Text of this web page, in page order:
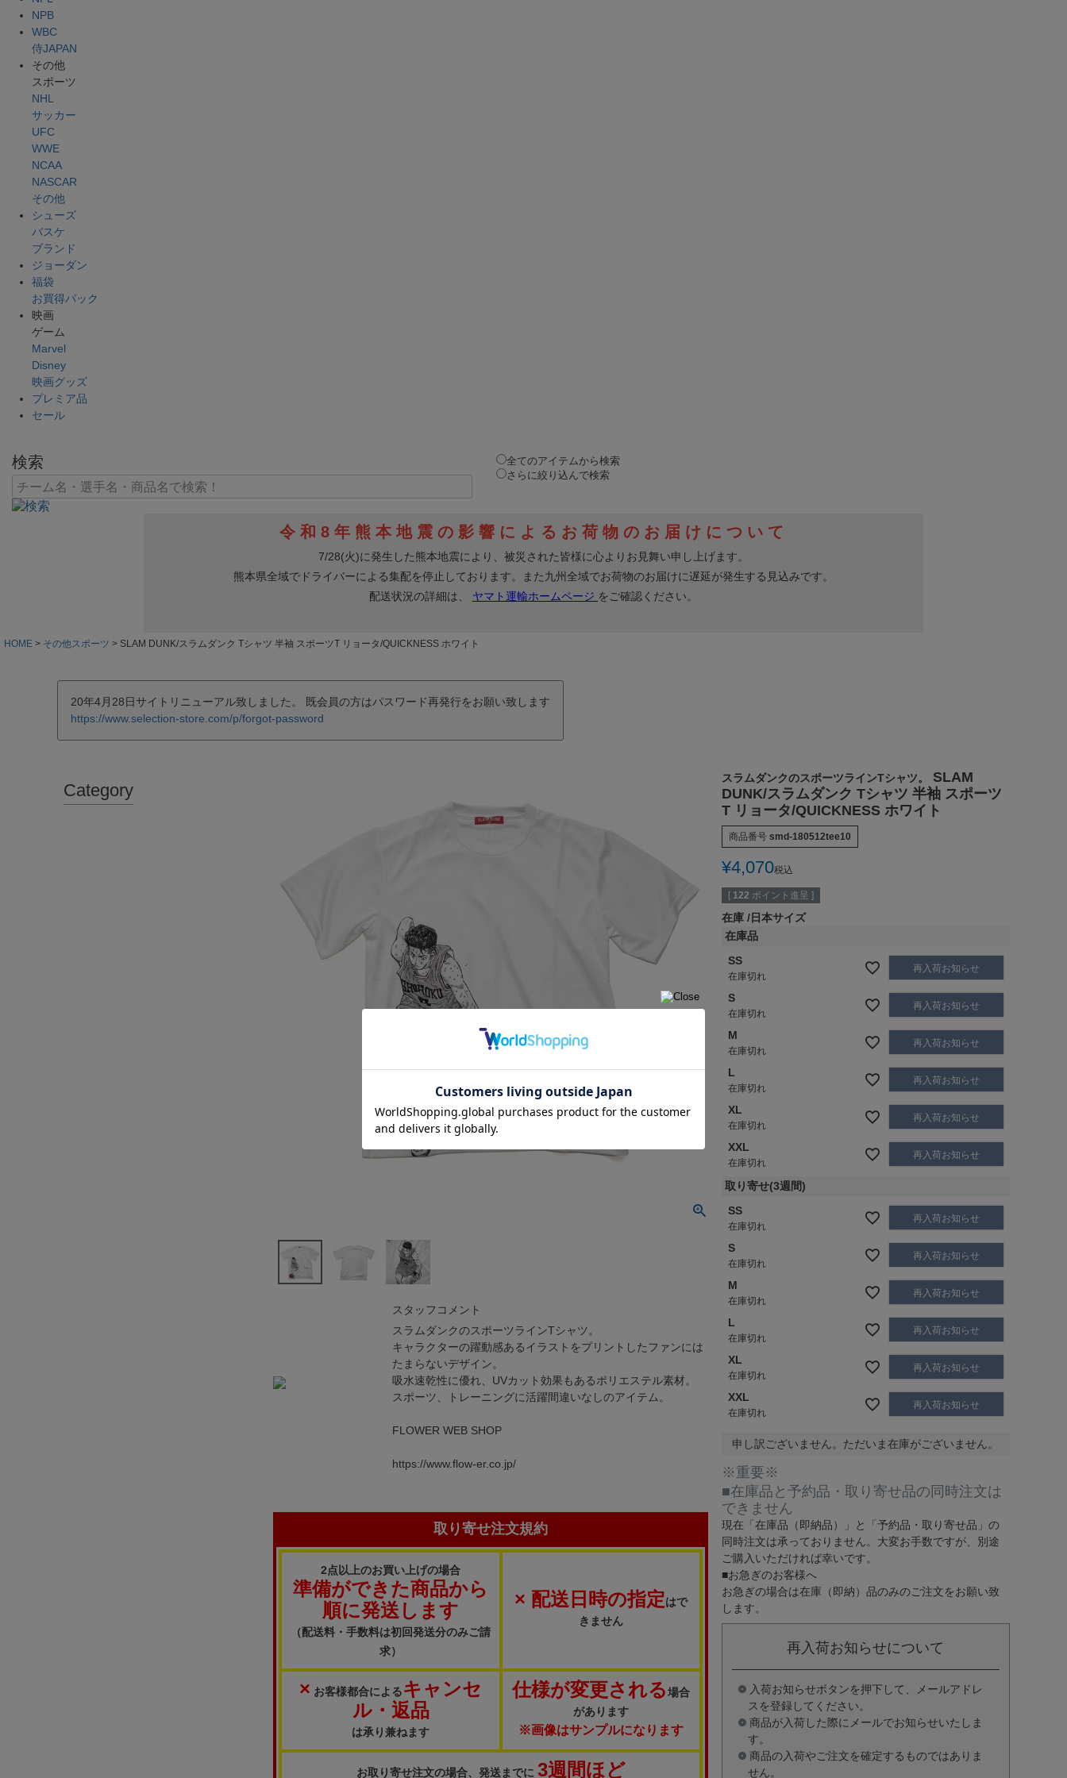
NPB
WBC
侍JAPAN
その他
スポーツ
NHL
サッカー
UFC
WWE
NCAA
NASCAR
その他
シューズ
バスケ
ブランド
ジョーダン
福袋
お買得パック
映画
ゲーム
Marvel
Disney
映画グッズ
プレミア品
セール
検索
全てのアイテムから検索
さらに絞り込んで検索
HOME その他スポーツ SLAM DUNK/スラムダンク Tシャツ 半袖 スポーツT リョータ/QUICKNESS ホワイト
20年4月28日サイトリニューアル致しました。 既会員の方はパスワード再発行をお願い致します
https://www.selection-store.com/p/forgot-password
Category
スタッフコメント
スラムダンクのスポーツラインTシャツ。
キャラクターの躍動感あるイラストをプリントしたファンには
たまらないデザイン。
吸水速乾性に優れ、UVカット効果もあるポリエステル素材。
スポーツ、トレーニングに活躍間違いなしのアイテム。
FLOWER WEB SHOP
https://www.flow-er.co.jp/
取り寄せ注文規約
2点以上のお買い上げの場合
準備ができた商品から
順に発送します
（配送料・手数料は初回発送分のみご請
求）
× 配送日時の指定はで
きません
× お客様都合によるキャンセ
ル・返品
は承り兼ねます
仕様が変更される場合
があります
※画像はサンプルになります
お取り寄せ注文の場合、発送までに 3週間ほど
スラムダンクのスポーツラインTシャツ。
SLAM
DUNK/スラムダンク Tシャツ 半袖 スポーツ
T リョータ/QUICKNESS ホワイト
商品番号 smd-180512tee10
¥4,070税込
[ 122 ポイント進呈 ]
在庫 日本サイズ
在庫品
SS
在庫切れ
再入荷お知らせ
S
在庫切れ
再入荷お知らせ
M
在庫切れ
再入荷お知らせ
L
在庫切れ
再入荷お知らせ
XL
在庫切れ
再入荷お知らせ
XXL
在庫切れ
再入荷お知らせ
取り寄せ(3週間)
SS
在庫切れ
再入荷お知らせ
S
在庫切れ
再入荷お知らせ
M
在庫切れ
再入荷お知らせ
L
在庫切れ
再入荷お知らせ
XL
在庫切れ
再入荷お知らせ
XXL
在庫切れ
再入荷お知らせ
申し訳ございません。ただいま在庫がございません。
※重要※
■在庫品と予約品・取り寄せ品の同時注文は
できません
現在 「在庫品（即納品）」 と 「予約品・取り寄せ品」 の
同時注文は承っておりません。大変お手数ですが、別途
ご購入いただければ幸いです。
■お急ぎのお客様へ
お急ぎの場合は在庫（即納）品のみのご注文をお願い致
します。
再入荷お知らせについて
入荷お知らせボタンを押下して、メールアドレ
スを登録してください。
商品が入荷した際にメールでお知らせいたしま
す。
商品の入荷やご注文を確定するものではありま
せん。